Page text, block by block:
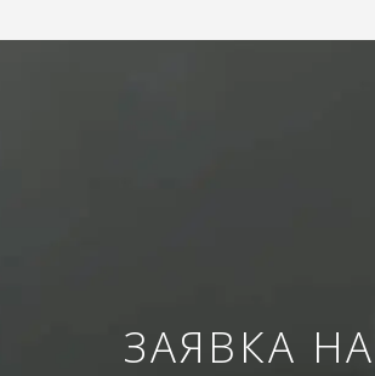
ЗАЯВКА